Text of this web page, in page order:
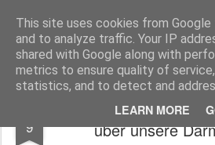
This site uses cookies from
and to analyze traffic. Your IP
shared with Google along with
metrics to ensure quality of
statistics, and to detect and
LEARN MORE
Freigeist - ReHU - Forum Institut
Pages
9
Größte Mikrobiom-
über unsere